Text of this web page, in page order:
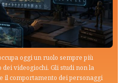
oggi un ruolo sempre più
videogiochi. Gli studi non la
il comportamento dei personaggi